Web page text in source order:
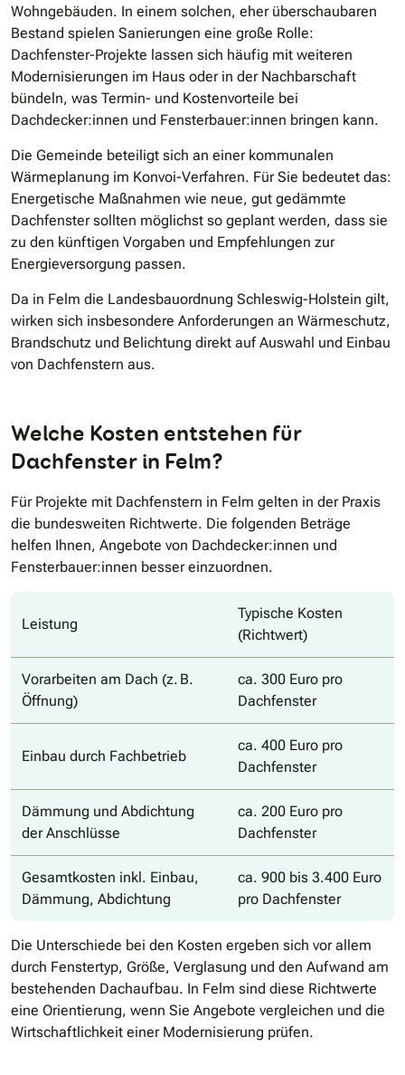
Wohngebäuden. In einem solchen, eher überschaubaren
Bestand spielen Sanierungen eine große Rolle:
Dachfenster-Projekte lassen sich häufig mit weiteren
Modernisierungen im Haus oder in der Nachbarschaft
bündeln, was Termin- und Kostenvorteile bei
Dachdecker:innen und Fensterbauer:innen bringen kann.
Die Gemeinde beteiligt sich an einer kommunalen
Wärmeplanung im Konvoi-Verfahren. Für Sie bedeutet das:
Energetische Maßnahmen wie neue, gut gedämmte
Dachfenster sollten möglichst so geplant werden, dass sie
zu den künftigen Vorgaben und Empfehlungen zur
Energieversorgung passen.
Da in Felm die Landesbauordnung Schleswig-Holstein gilt,
wirken sich insbesondere Anforderungen an Wärmeschutz,
Brandschutz und Belichtung direkt auf Auswahl und Einbau
von Dachfenstern aus.
Welche Kosten entstehen für
Dachfenster in Felm?
Für Projekte mit Dachfenstern in Felm gelten in der Praxis
die bundesweiten Richtwerte. Die folgenden Beträge
helfen Ihnen, Angebote von Dachdecker:innen und
Fensterbauer:innen besser einzuordnen.
Leistung
Typische Kosten
(Richtwert)
Vorarbeiten am Dach (z. B.
Öffnung)
ca. 300 Euro pro
Dachfenster
Einbau durch Fachbetrieb
ca. 400 Euro pro
Dachfenster
Dämmung und Abdichtung
der Anschlüsse
ca. 200 Euro pro
Dachfenster
Gesamtkosten inkl. Einbau,
Dämmung, Abdichtung
ca. 900 bis 3.400 Euro
pro Dachfenster
Die Unterschiede bei den Kosten ergeben sich vor allem
durch Fenstertyp, Größe, Verglasung und den Aufwand am
bestehenden Dachaufbau. In Felm sind diese Richtwerte
eine Orientierung, wenn Sie Angebote vergleichen und die
Wirtschaftlichkeit einer Modernisierung prüfen.